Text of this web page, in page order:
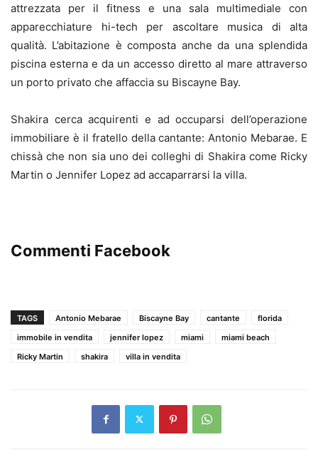
attrezzata per il fitness e una sala multimediale con
apparecchiature hi-tech per ascoltare musica di alta
qualità. L’abitazione è composta anche da una splendida
piscina esterna e da un accesso diretto al mare attraverso
un porto privato che affaccia su Biscayne Bay.
Shakira cerca acquirenti e ad occuparsi dell’operazione
immobiliare è il fratello della cantante: Antonio Mebarae. E
chissà che non sia uno dei colleghi di Shakira come Ricky
Martin o Jennifer Lopez ad accaparrarsi la villa.
Commenti Facebook
TAGS Antonio Mebarae Biscayne Bay cantante
florida
immobile in vendita
jennifer lopez miami
miami beach
Ricky Martin
shakira villa in vendita